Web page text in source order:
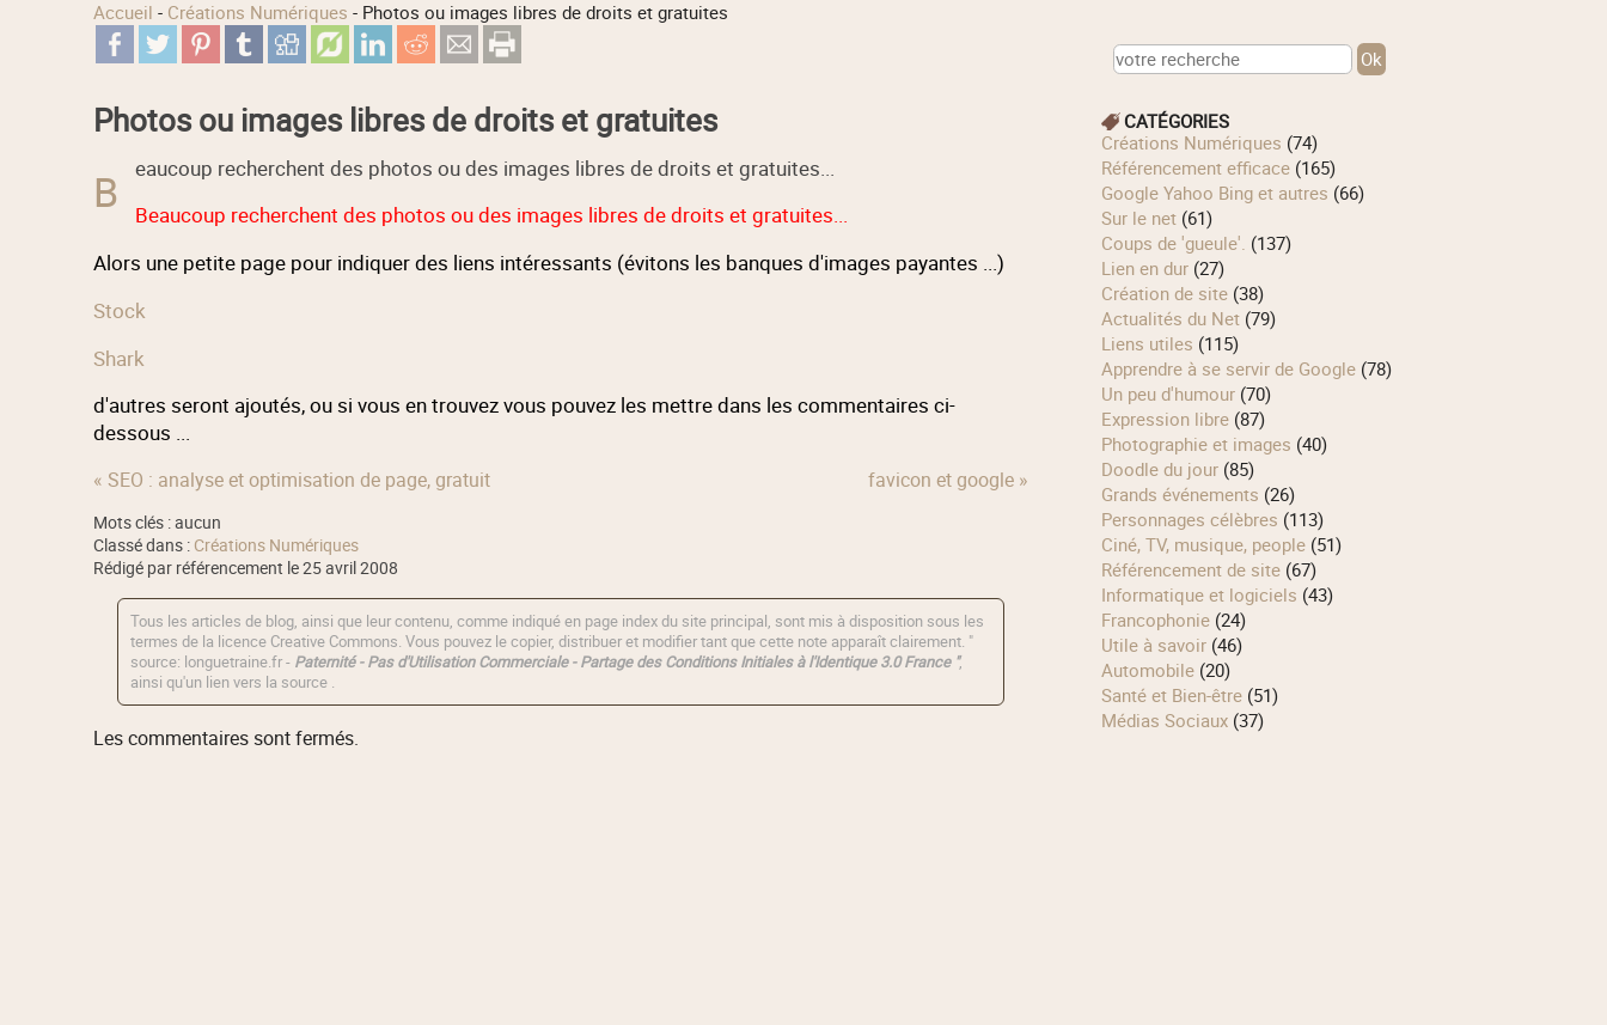
Accueil - Créations Numériques - Photos ou images libres de droits et gratuites
Photos ou images libres de droits et gratuites
B
eaucoup recherchent des photos ou des images libres de droits et gratuites...
Beaucoup recherchent des photos ou des images libres de droits et gratuites...
Alors une petite page pour indiquer des liens intéressants (évitons les banques d'images payantes ...)
Stock
Shark
d'autres seront ajoutés, ou si vous en trouvez vous pouvez les mettre dans les commentaires ci-
dessous ...
« SEO : analyse et optimisation de page, gratuit favicon et google »
Mots clés : aucun
Classé dans : Créations Numériques
Rédigé par référencement le 25 avril 2008
Tous les articles de blog, ainsi que leur contenu, comme indiqué en page index du site principal, sont mis à disposition sous les
termes de la licence Creative Commons. Vous pouvez le copier, distribuer et modifier tant que cette note apparaît clairement. "
source: longuetraine.fr - Paternité - Pas d'Utilisation Commerciale - Partage des Conditions Initiales à l'Identique 3.0 France ",
ainsi qu'un lien vers la source .
Les commentaires sont fermés.
CATÉGORIES
Créations Numériques (74)
Référencement efficace(165)
Google Yahoo Bing et autres (66)
Sur le net(61)
Coups de 'gueule'. (137)
Lien en dur(27)
Création de site(38)
Actualités du Net(79)
Liens utiles (115)
Apprendre à se servir de Google(78)
Un peu d'humour(70)
Expression libre(87)
Photographie et images (40)
Doodle du jour(85)
Grands événements (26)
Personnages célèbres (113)
Ciné, TV, musique, people(51)
Référencement de site(67)
Informatique et logiciels (43)
Francophonie(24)
Utile à savoir(46)
Automobile(20)
Santé et Bien-être(51)
Médias Sociaux(37)